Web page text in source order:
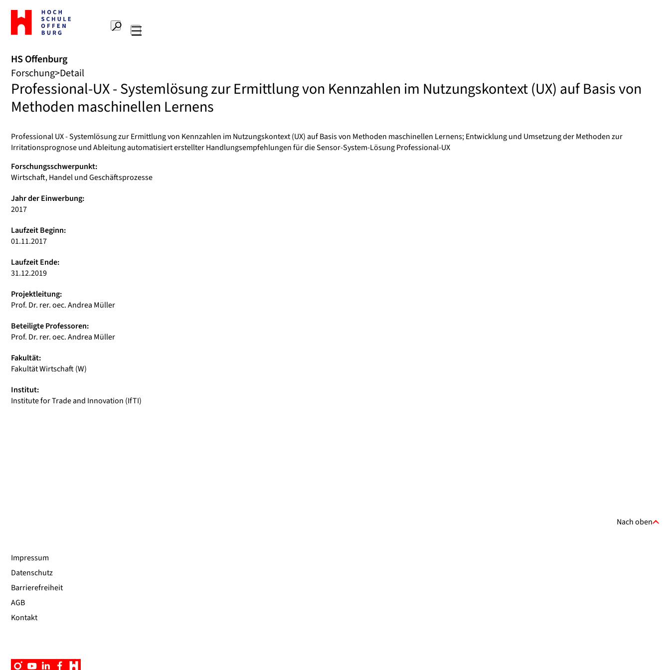
Zur
Startseite
Hochschule
Suche
HS Offenburg
Forschung Detail
Professional-UX - Systemlösung zur Ermittlung von Kennzahlen im Nutzungskontext (UX) auf Basis von
Methoden maschinellen Lernens
Professional UX - Systemlösung zur Ermittlung von Kennzahlen im Nutzungskontext (UX) auf Basis von Methoden maschinellen Lernens; Entwicklung und Umsetzung der Methoden zur
Irritationsprognose und Ableitung automatisiert erstellter Handlungsempfehlungen für die Sensor-System-Lösung Professional-UX
Forschungsschwerpunkt:
Wirtschaft, Handel und Geschäftsprozesse
Jahr der Einwerbung:
2017
Laufzeit Beginn:
01.11.2017
Laufzeit Ende:
31.12.2019
Projektleitung:
Prof. Dr. rer. oec. Andrea Müller
Beteiligte Professoren:
Prof. Dr. rer. oec. Andrea Müller
Fakultät:
Fakultät Wirtschaft (W)
Institut:
Institute for Trade and Innovation (IfTI)
Nach oben
Impressum
Datenschutz
Barrierefreiheit
AGB
Kontakt
Instagram
YouTubeLinkedinFacebookCampus